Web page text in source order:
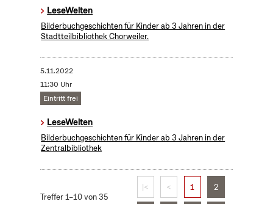
LeseWelten
Bilderbuchgeschichten für Kinder ab 3 Jahren in der
Stadtteilbibliothek Chorweiler.
5.11.2022
11:30 Uhr
Eintritt frei
LeseWelten
Bilderbuchgeschichten für Kinder ab 3 Jahren in der
Zentralbibliothek
Treffer 1–10 von 35
|< < 1 2